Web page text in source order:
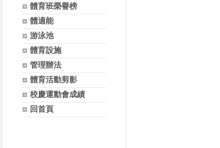
體育班榮譽榜
體適能
游泳池
體育設施
管理辦法
體育活動剪影
校慶運動會成績
回首頁